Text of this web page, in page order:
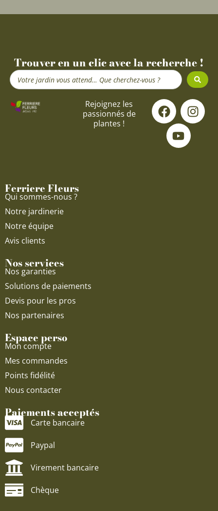
Trouver en un clic avec la recherche !
Search
...
Rejoignez les
passionnés de
plantes !
F
a
c
e
I
n
s
Y
o
u
t
u
Ferriere Fleurs
Qui sommes-nous ?
Notre jardinerie
Notre équipe
Avis clients
Nos services
Nos garanties
Solutions de paiements
Devis pour les pros
Nos partenaires
Espace perso
Mon compte
Mes commandes
Points fidélité
Nous contacter
Paiements acceptés
Carte bancaire
Paypal
Virement bancaire
Chèque